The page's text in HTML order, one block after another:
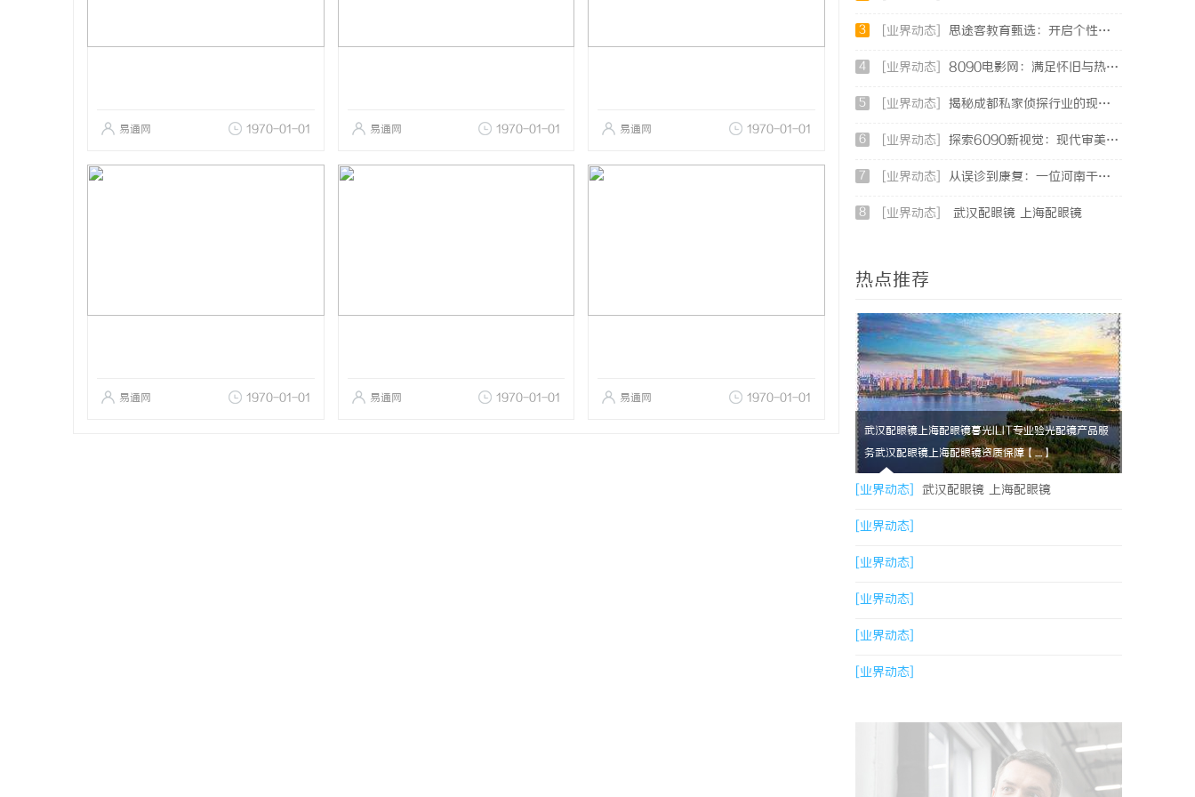
易通网 1970-01-01 易通网 1970-01-01 易通网 1970-01-01
易通网 1970-01-01 易通网 1970-01-01 易通网 1970-01-01
3 [业界动态] 思途客教育甄选：开启个性化学习新时代的优质平台
4 [业界动态] 8090电影网：满足怀旧与热播影视需求的理想平台
5 [业界动态] 揭秘成都私家侦探行业的现状与发展趋势
6 [业界动态] 探索6090新视觉：现代审美与复古风潮的完美融合
7 [业界动态] 从误诊到康复：一位河南干燥综合征患者的艰辛求医路
8 [业界动态] 武汉配眼镜 上海配眼镜
热点推荐
武汉配眼镜上海配眼镜暮光ILIT专业验光配镜产品服
务武汉配眼镜上海配眼镜资质保障【....】
[业界动态] 武汉配眼镜 上海配眼镜
[业界动态]
[业界动态]
[业界动态]
[业界动态]
[业界动态]